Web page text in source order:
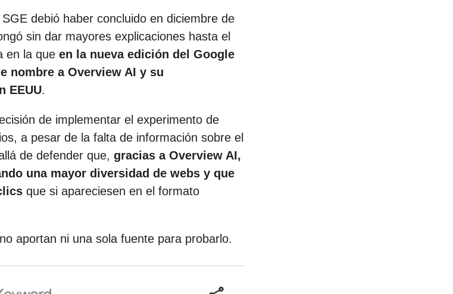
debió haber concluido en diciembre de
sin dar mayores explicaciones hasta el
en la que en la nueva edición del Google
nombre a Overview AI y su
EEUU.
de implementar el experimento de
a pesar de la falta de información sobre el
de defender que, gracias a Overview AI,
una mayor diversidad de webs y que
que si apareciesen en el formato
aportan ni una sola fuente para probarlo.